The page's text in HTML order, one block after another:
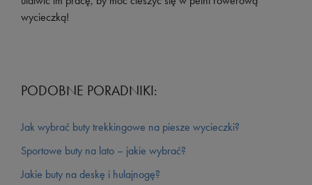
wycieczką!
PODOBNE PORADNIKI:
Jak wybrać buty trekkingowe na piesze wycieczki?
Sportowe buty na lato – jakie wybrać?
Jakie buty na deskę i hulajnogę?